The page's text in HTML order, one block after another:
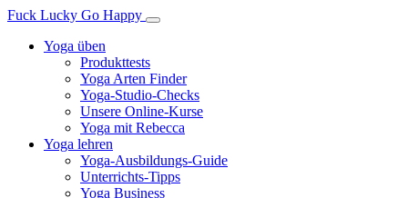
Fuck Lucky Go Happy
Yoga üben
Produkttests
Yoga Arten Finder
Yoga-Studio-Checks
Unsere Online-Kurse
Yoga mit Rebecca
Yoga lehren
Yoga-Ausbildungs-Guide
Unterrichts-Tipps
Yoga Business